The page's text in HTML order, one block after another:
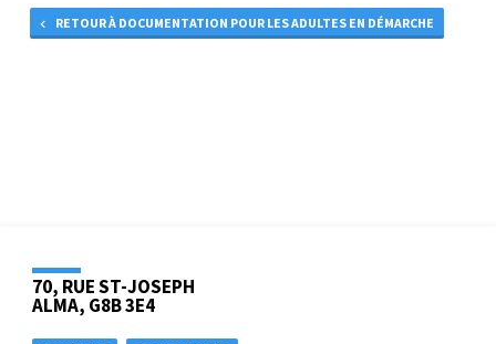
RETOUR À DOCUMENTATION POUR LES ADULTES EN DÉMARCHE
70, RUE ST-JOSEPH
ALMA, G8B 3E4